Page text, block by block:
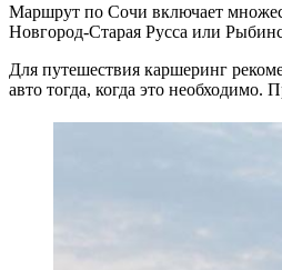
Маршрут по Сочи включает
Новгород-Старая Русса или
Для путешествия каршеринг
авто тогда, когда это